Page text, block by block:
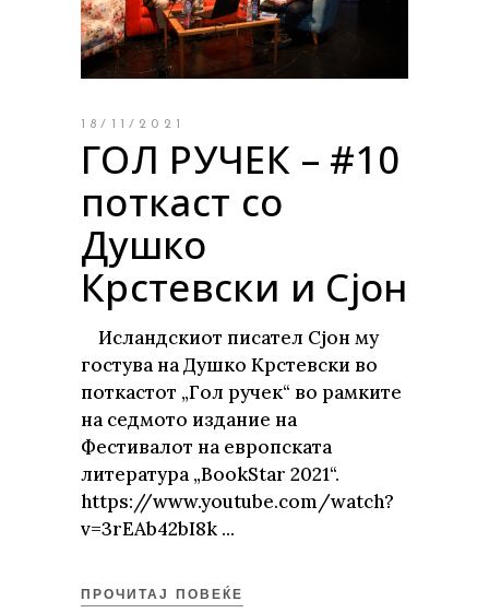
18/11/2021
ГОЛ РУЧЕК – #10
поткаст со
Душко
Крстевски и Сјон
Исландскиот писател Сјон му
гостува на Душко Крстевски во
поткастот „Гол ручек“ во рамките
на седмото издание на
Фестивалот на европската
литература „BookStar 2021“.
https://www.youtube.com/watch?
v=3rEAb42bI8k
ПРОЧИТАЈ ПОВЕЌЕ